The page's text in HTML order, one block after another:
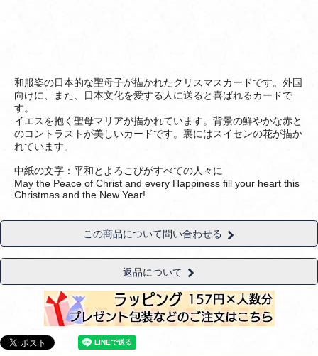
和服姿の日本的な聖母子が描かれたクリスマスカードです。外国
向けに、また、日本文化を愛する人に送ると喜ばれるカードで
す。
イエスを抱く聖母マリアが描かれています。背景の鮮やかな赤と
のコントラストが美しいカードです。裏にはスイセンの花が描か
れています。
中紙の文字：平和とよろこびがすべての人々に
May the Peace of Christ and every Happiness fill your heart this
Christmas and the New Year!
この商品について問い合わせる
返品について